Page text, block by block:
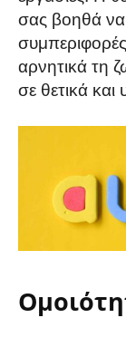
σας βοηθά να
αρνητικά τη
σε θετικά